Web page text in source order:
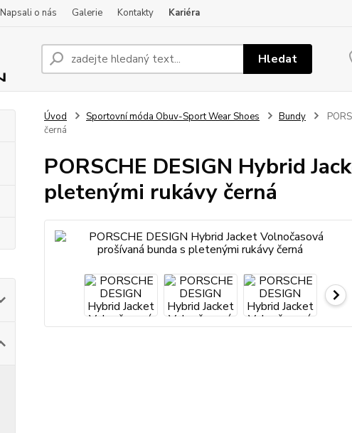
Napsali o nás Galerie Kontakty Kariéra
Hledat
Úvod Sportovní móda Obuv-Sport Wear Shoes Bundy
černá
PORSCHE DESIGN Hybrid
pletenými rukávy černá